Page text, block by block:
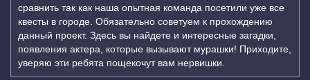
сравнить так как наша опытная команда посетили уже все
квесты в городе. Обязательно советуем к прохождению
данный проект. Здесь вы найдете и интересные загадки,
появления актера, которые вызывают мурашки! Приходите,
уверяю эти ребята пощекочут вам нервишки.